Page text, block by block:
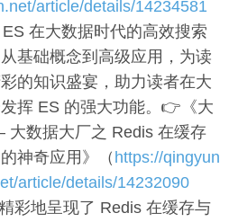
article/details/14234581
在大数据时代的高效搜索
基础概念到高级应用，为读
的知识盛宴，助力读者在大
挥 ES 的强大功能。👉《大
数据大厂之 Redis 在缓存
神奇应用》（ https://qingyun
article/details/14232090
彩地呈现了 Redis 在缓存与